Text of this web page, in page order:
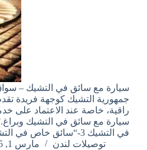
سيارة مع سائق في التشيك –
جمهورية التشيك كوجهة فريدة
في التشيك 3-“سائق خاص في التشيك” من…
توصيلات لندن
مارس 1, 2025